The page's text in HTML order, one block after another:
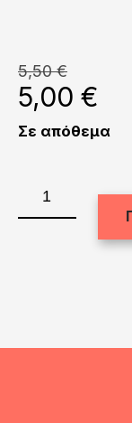
5,50€
Original
price
was:
5,00 €
Σε απόθεμα
ποσότητα